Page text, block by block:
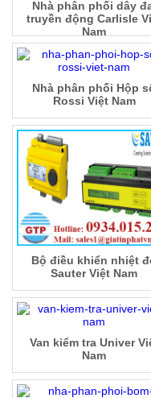
Nhà phân phối dây
truyền động Carlisle
Nam
Nhà phân phối Hộp
Rossi Việt Nam
Bộ điều khiển nhiệt
Sauter Việt Nam
Van kiểm tra Univer
Nam